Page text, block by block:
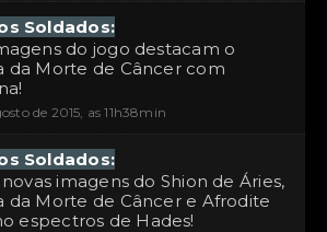
Soldados:
do jogo destacam o
da Morte de Câncer com
de 2015, as 11h38min
Soldados:
imagens do Shion de Áries,
da Morte de Câncer e Afrodite
espectros de Hades!